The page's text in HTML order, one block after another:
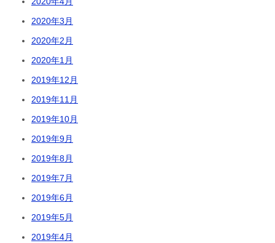
2020年3月
2020年2月
2020年1月
2019年12月
2019年11月
2019年10月
2019年9月
2019年8月
2019年7月
2019年6月
2019年5月
2019年4月